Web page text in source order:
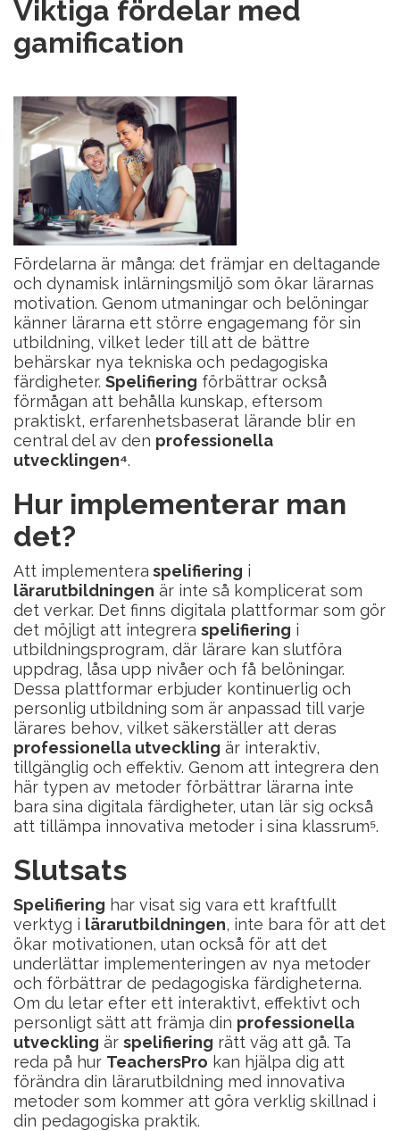
Viktiga fördelar med
gamification
Fördelarna är många: det främjar en deltagande
och dynamisk inlärningsmiljö som ökar lärarnas
motivation. Genom utmaningar och belöningar
känner lärarna ett större engagemang för sin
utbildning, vilket leder till att de bättre
behärskar nya tekniska och pedagogiska
färdigheter. Spelifiering förbättrar också
förmågan att behålla kunskap, eftersom
praktiskt, erfarenhetsbaserat lärande blir en
central del av den professionella
utvecklingen⁴.
Hur implementerar man
det?
Att implementera spelifiering i
lärarutbildningen är inte så komplicerat som
det verkar. Det finns digitala plattformar som gör
det möjligt att integrera spelifiering i
utbildningsprogram, där lärare kan slutföra
uppdrag, låsa upp nivåer och få belöningar.
Dessa plattformar erbjuder kontinuerlig och
personlig utbildning som är anpassad till varje
lärares behov, vilket säkerställer att deras
professionella utveckling är interaktiv,
tillgänglig och effektiv. Genom att integrera den
här typen av metoder förbättrar lärarna inte
bara sina digitala färdigheter, utan lär sig också
att tillämpa innovativa metoder i sina klassrum⁵.
Slutsats
Spelifiering har visat sig vara ett kraftfullt
verktyg i lärarutbildningen, inte bara för att det
ökar motivationen, utan också för att det
underlättar implementeringen av nya metoder
och förbättrar de pedagogiska färdigheterna.
Om du letar efter ett interaktivt, effektivt och
personligt sätt att främja din professionella
utveckling är spelifiering rätt väg att gå. Ta
reda på hur TeachersPro kan hjälpa dig att
förändra din lärarutbildning med innovativa
metoder som kommer att göra verklig skillnad i
din pedagogiska praktik.